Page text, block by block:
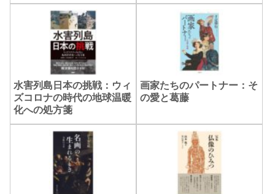
水害列島日本の挑戦：ウィ
ズコロナの時代の地球温暖
化への処方箋
画家たちのパートナー：そ
の愛と葛藤